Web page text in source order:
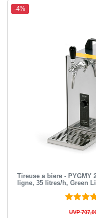
-4%
Tireuse a biere - PYGMY
ligne, 35 litres/h, Green
UVP